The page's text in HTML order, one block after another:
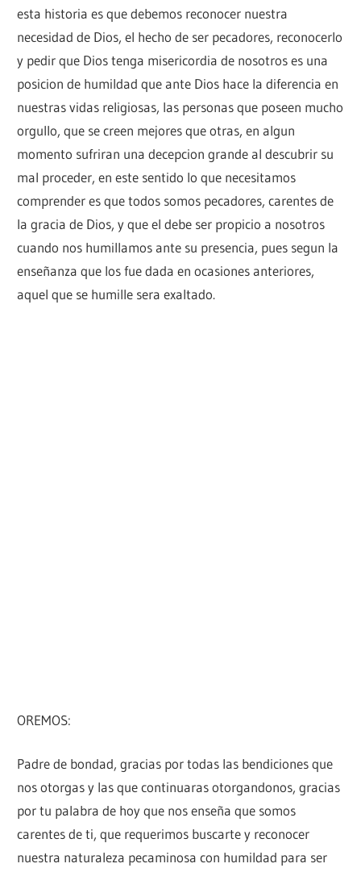
esta historia es que debemos reconocer nuestra
necesidad de Dios, el hecho de ser pecadores, reconocerlo
y pedir que Dios tenga misericordia de nosotros es una
posicion de humildad que ante Dios hace la diferencia en
nuestras vidas religiosas, las personas que poseen mucho
orgullo, que se creen mejores que otras, en algun
momento sufriran una decepcion grande al descubrir su
mal proceder, en este sentido lo que necesitamos
comprender es que todos somos pecadores, carentes de
la gracia de Dios, y que el debe ser propicio a nosotros
cuando nos humillamos ante su presencia, pues segun la
enseñanza que los fue dada en ocasiones anteriores,
aquel que se humille sera exaltado.
OREMOS:
Padre de bondad, gracias por todas las bendiciones que
nos otorgas y las que continuaras otorgandonos, gracias
por tu palabra de hoy que nos enseña que somos
carentes de ti, que requerimos buscarte y reconocer
nuestra naturaleza pecaminosa con humildad para ser